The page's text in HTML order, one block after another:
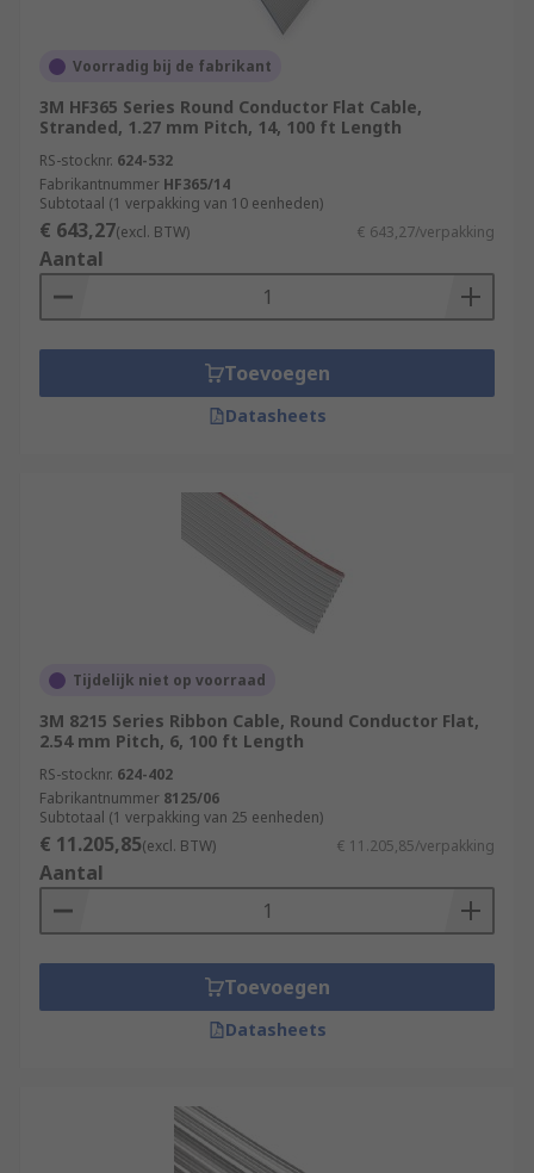
Voorradig bij de fabrikant
3M HF365 Series Round Conductor Flat Cable,
Stranded, 1.27 mm Pitch, 14, 100 ft Length
RS-stocknr. 624-532
Fabrikantnummer HF365/14
Subtotaal (1 verpakking van 10 eenheden)
€ 643,27(excl. BTW) € 643,27/verpakking
Aantal
Toevoegen
Datasheets
Tijdelijk niet op voorraad
3M 8215 Series Ribbon Cable, Round Conductor Flat,
2.54 mm Pitch, 6, 100 ft Length
RS-stocknr. 624-402
Fabrikantnummer 8125/06
Subtotaal (1 verpakking van 25 eenheden)
€ 11.205,85(excl. BTW) € 11.205,85/verpakking
Aantal
Toevoegen
Datasheets